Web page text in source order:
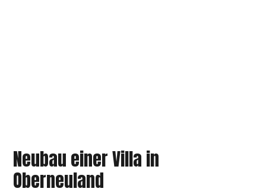
Neubau einer Villa in
Oberneuland